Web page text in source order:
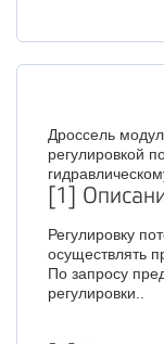
Дроссель
регулировкой
[1]
Регулировку
осуществлять
По запросу
регулировки..